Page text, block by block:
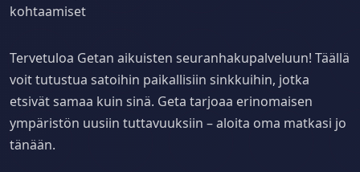
kohtaamiset
Tervetuloa Getan aikuisten seuranhakupalveluun! Täällä
voit tutustua satoihin paikallisiin sinkkuihin, jotka
etsivät samaa kuin sinä. Geta tarjoaa erinomaisen
ympäristön uusiin tuttavuuksiin – aloita oma matkasi jo
tänään.